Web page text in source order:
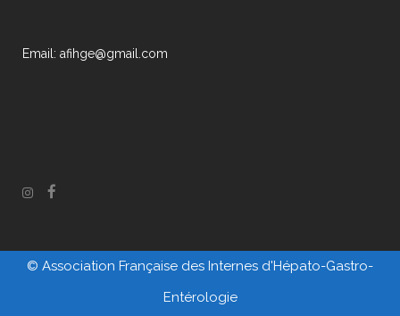
Email: afihge@gmail.com
© Association Française des Internes d'Hépato-Gastro-
Entérologie